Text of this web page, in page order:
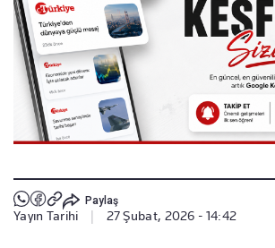
Paylaş
Yayın Tarihi 27 Şubat, 2026 - 14:42